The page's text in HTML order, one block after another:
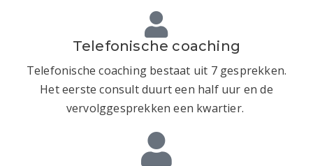
Telefonische coaching
Telefonische coaching bestaat uit 7 gesprekken.
Het eerste consult duurt een half uur en de
vervolggesprekken een kwartier.